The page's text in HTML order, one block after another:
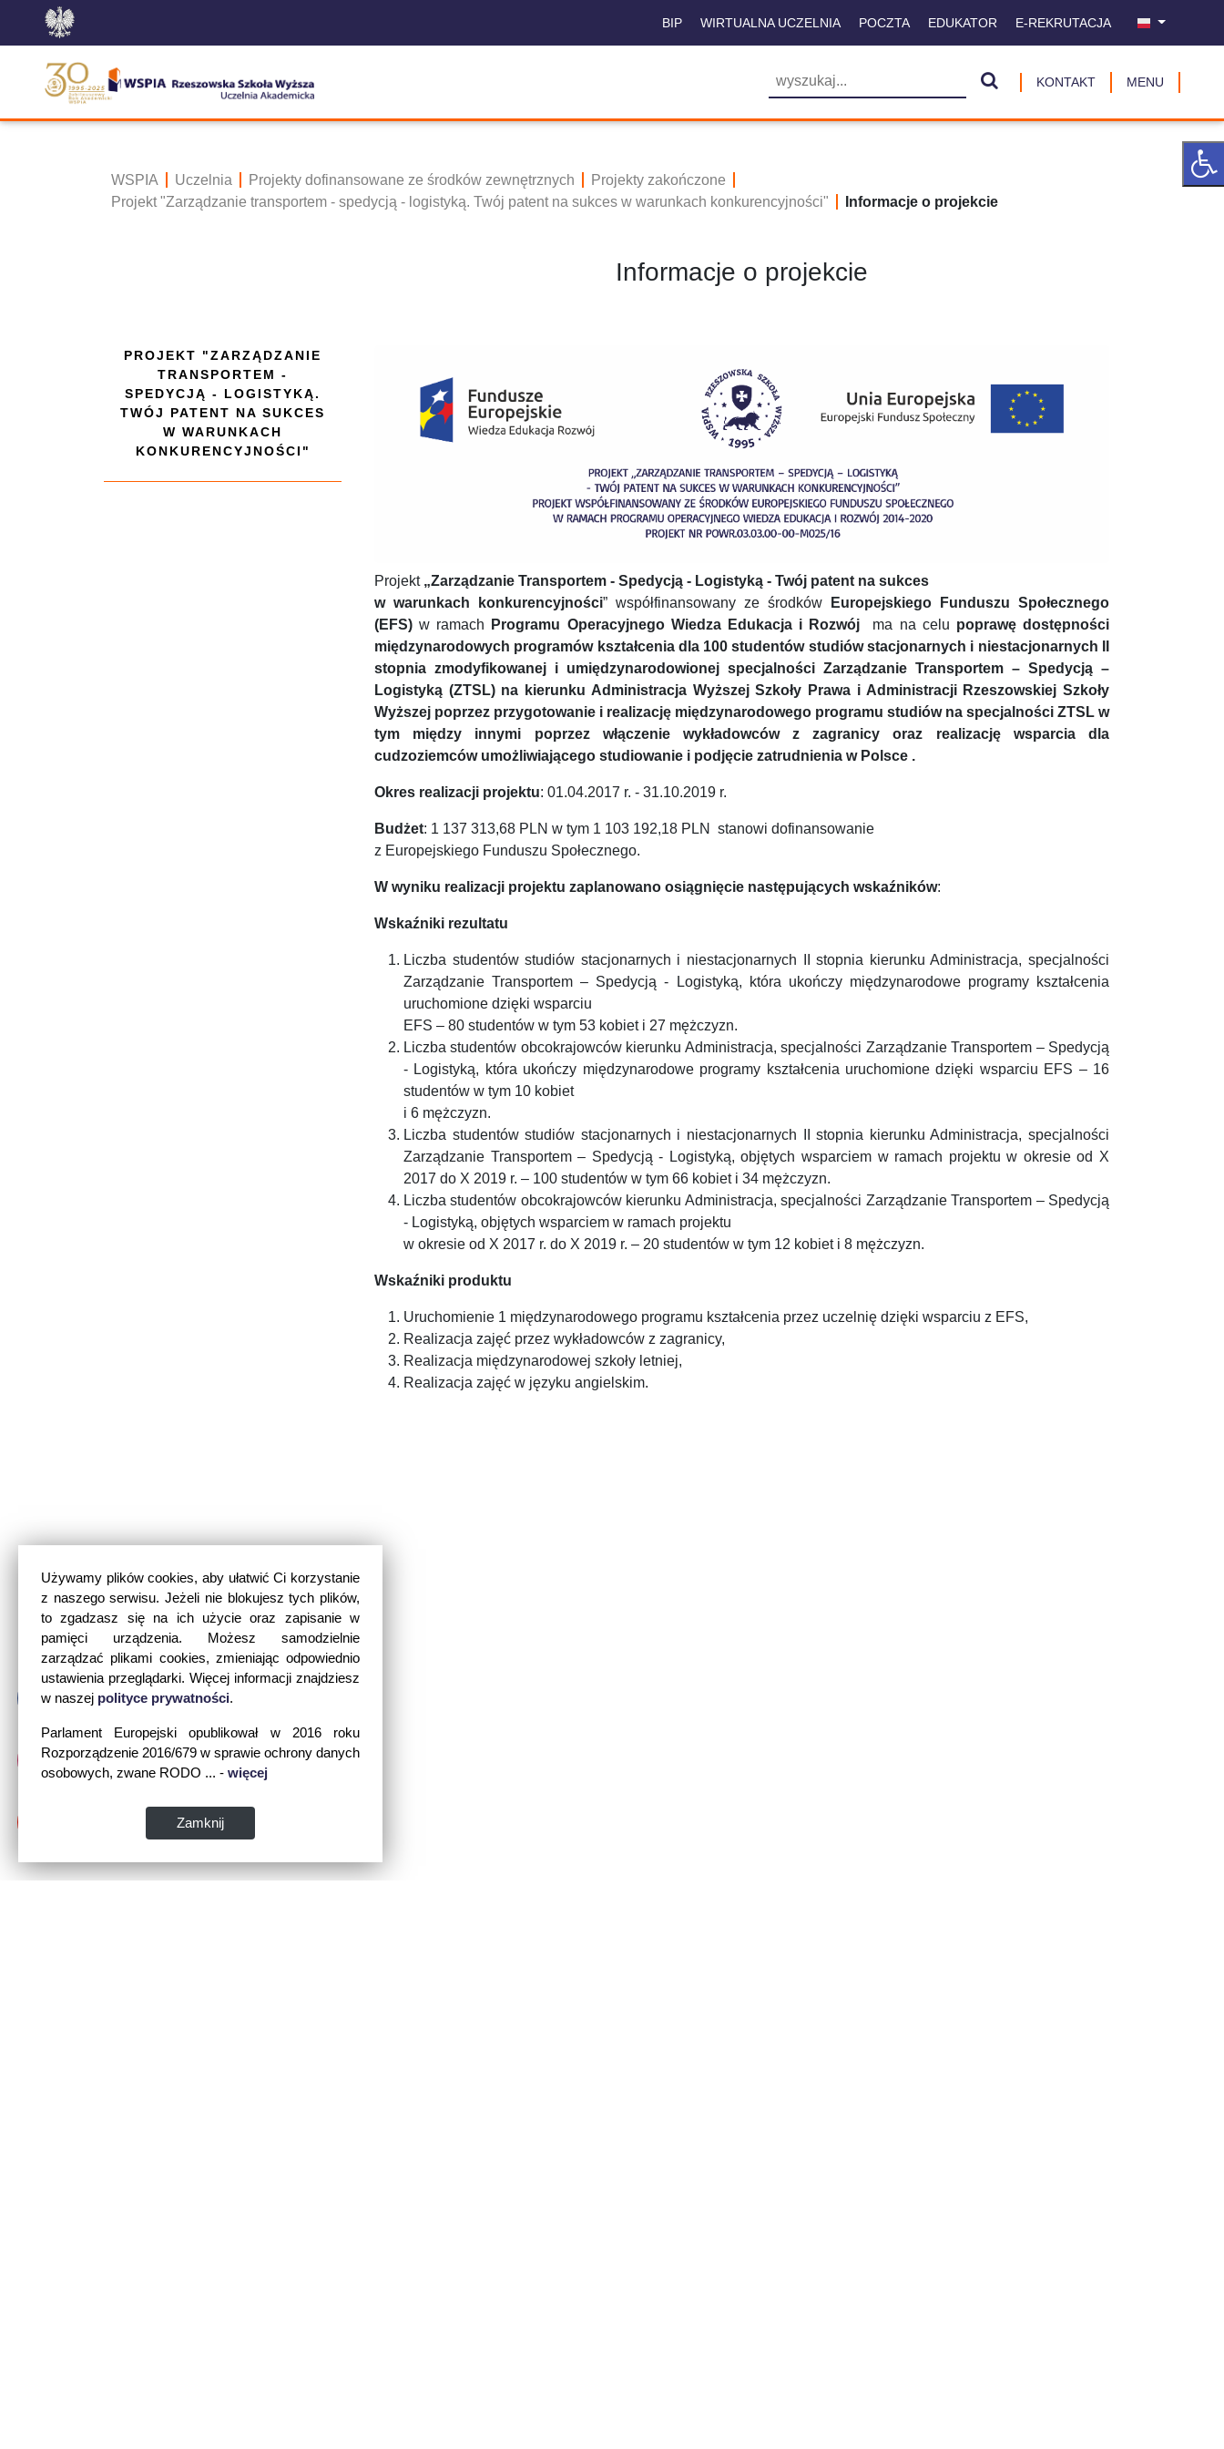
Używamy plików cookies, aby ułatwić Ci korzystanie
z naszego serwisu. Jeżeli nie blokujesz tych plików,
to zgadzasz się na ich użycie oraz zapisanie w
pamięci urządzenia. Możesz samodzielnie
zarządzać plikami cookies, zmieniając odpowiednio
ustawienia przeglądarki. Więcej informacji znajdziesz
w naszej polityce prywatności.
Parlament Europejski opublikował w 2016 roku
Rozporządzenie 2016/679 w sprawie ochrony danych
osobowych, zwane RODO ... - więcej
Zamknij
BIP WIRTUALNA UCZELNIA POCZTA EDUKATOR E-REKRUTACJA
KONTAKT MENU
WSPIA Uczelnia Projekty dofinansowane ze środków zewnętrznych
Projekty zakończone
Projekt "Zarządzanie transportem - spedycją - logistyką. Twój patent na sukces w warunkach konkurencyjności"
Informacje o projekcie
PROJEKT "ZARZĄDZANIE
TRANSPORTEM -
SPEDYCJĄ - LOGISTYKĄ.
TWÓJ PATENT NA SUKCES
W WARUNKACH
KONKURENCYJNOŚCI"
Informacje o projekcie
Projekt „Zarządzanie Transportem - Spedycją - Logistyką - Twój patent na sukces
w warunkach konkurencyjności” współfinansowany ze środków
Europejskiego Funduszu Społecznego
(EFS) w ramach Programu Operacyjnego Wiedza Edukacja i Rozwój ma na celu poprawę dostępności
międzynarodowych programów kształcenia dla 100 studentów studiów stacjonarnych i niestacjonarnych II
stopnia zmodyfikowanej i umiędzynarodowionej specjalności Zarządzanie Transportem – Spedycją –
Logistyką (ZTSL) na kierunku Administracja Wyższej Szkoły Prawa i Administracji Rzeszowskiej Szkoły
Wyższej poprzez przygotowanie i realizację międzynarodowego programu studiów na specjalności ZTSL w
tym między innymi poprzez włączenie wykładowców z zagranicy oraz realizację wsparcia dla
cudzoziemców umożliwiającego studiowanie i podjęcie zatrudnienia w Polsce .
Okres realizacji projektu: 01.04.2017 r. - 31.10.2019 r.
Budżet: 1 137 313,68 PLN w tym 1 103 192,18 PLN stanowi dofinansowanie
z Europejskiego Funduszu Społecznego.
W wyniku realizacji projektu zaplanowano osiągnięcie następujących wskaźników:
Wskaźniki rezultatu
Liczba studentów studiów stacjonarnych i niestacjonarnych II stopnia kierunku Administracja, specjalności
Zarządzanie Transportem – Spedycją - Logistyką, która ukończy międzynarodowe programy kształcenia
uruchomione dzięki wsparciu
EFS – 80 studentów w tym 53 kobiet i 27 mężczyzn.
Liczba studentów obcokrajowców kierunku Administracja, specjalności Zarządzanie Transportem – Spedycją
- Logistyką, która ukończy międzynarodowe programy kształcenia uruchomione dzięki wsparciu EFS – 16
studentów w tym 10 kobiet
i 6 mężczyzn.
Liczba studentów studiów stacjonarnych i niestacjonarnych II stopnia kierunku Administracja, specjalności
Zarządzanie Transportem – Spedycją - Logistyką, objętych wsparciem w ramach projektu w okresie od X
2017 do X 2019 r. – 100 studentów w tym 66 kobiet i 34 mężczyzn.
Liczba studentów obcokrajowców kierunku Administracja, specjalności Zarządzanie Transportem – Spedycją
- Logistyką, objętych wsparciem w ramach projektu
w okresie od X 2017 r. do X 2019 r. – 20 studentów w tym 12 kobiet i 8 mężczyzn.
Wskaźniki produktu
Uruchomienie 1 międzynarodowego programu kształcenia przez uczelnię dzięki wsparciu z EFS,
Realizacja zajęć przez wykładowców z zagranicy,
Realizacja międzynarodowej szkoły letniej,
Realizacja zajęć w języku angielskim.